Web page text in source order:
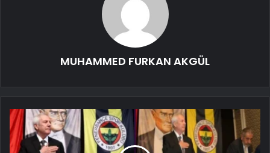
MUHAMMED FURKAN AKGÜL